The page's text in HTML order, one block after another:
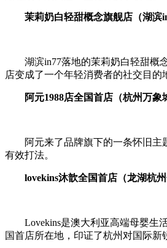
茉莉奶白轻甜概念旗舰店（湖滨
湖滨in77落地的茉莉奶白轻甜概
店变成了一个年轻消费者的社交目的
阿元1988店全国首店（杭州万象
阿元来了品牌旗下的一条怀旧
有效打法。
lovekins沐歆全国首店（龙湖杭州
Lovekins是澳大利亚高端母婴生
国首店所在地，印证了杭州对国际